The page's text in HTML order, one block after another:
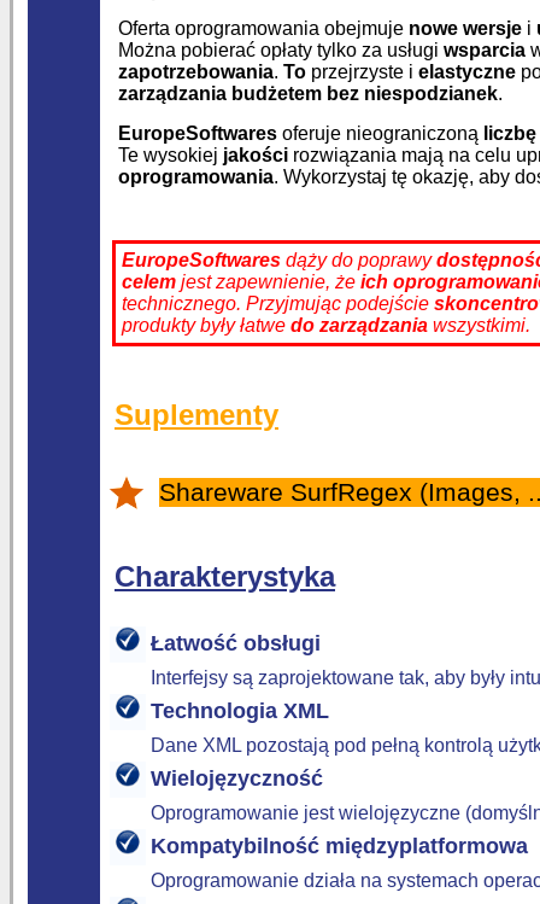
Oferta oprogramowania obejmuje nowe wersje i
Można pobierać opłaty tylko za usługi wsparcia
zapotrzebowania. To przejrzyste i elastyczne
zarządzania budżetem bez niespodzianek.
EuropeSoftwares oferuje nieograniczoną
Te wysokiej jakości rozwiązania mają na celu
oprogramowania. Wykorzystaj tę okazję, aby
EuropeSoftwares dąży do poprawy
celem jest zapewnienie, że ich
technicznego. Przyjmując podejście
produkty były łatwe do zarządzania wszystkimi.
Suplementy
Shareware SurfRegex (Images,
Charakterystyka
Łatwość obsługi
Interfejsy są zaprojektowane tak, aby były
Technologia XML
Dane XML pozostają pod pełną kontrolą
Wielojęzyczność
Oprogramowanie jest wielojęzyczne
Kompatybilność międzyplatformowa
Oprogramowanie działa na systemach